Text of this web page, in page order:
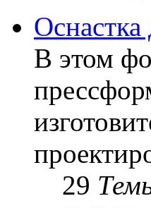
Оснастка
В этом
29